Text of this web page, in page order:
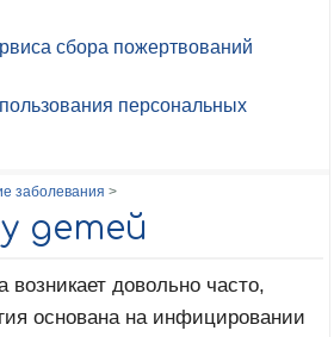
сбора пожертвований
персональных
заболевания >
детей
возникает довольно часто,
основана на инфицировании